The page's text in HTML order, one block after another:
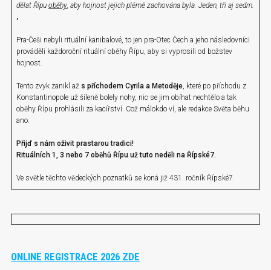
dělat Řípu oběhy , aby hojnost jejich plémě zachována byla. Jeden, tři aj sedm.
„
Pra-Češi nebyli rituální kanibalové, to jen pra-Otec Čech a jeho následovníci
prováděli každoroční rituální oběhy Řípu, aby si vyprosili od božstev
hojnost.
Tento zvyk zanikl až s příchodem Cyrila a Metoděje , které po příchodu z
Konstantinopole už šíleně bolely nohy, nic se jim obíhat nechtělo a tak
oběhy Řípu prohlásili za kacířství. Což málokdo ví, ale redakce Světa běhu
ano.
Přijď s nám oživit prastarou tradici!
Rituálních 1, 3 nebo 7 oběhů Řípu už tuto neděli na Řípské7.
Ve světle těchto vědeckých poznatků se koná již 431. ročník Řípské7.
ONLINE REGISTRACE 2026 ZDE